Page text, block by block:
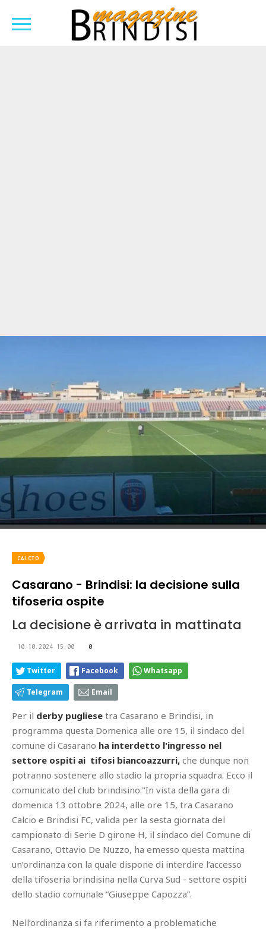
CALCIO
Casarano - Brindisi: la decisione sulla
tifoseria ospite
La decisione è arrivata in mattinata
10.10.2024 15:00 0
Twitter Facebook Whatsapp
Telegram Email
Per il derby pugliese tra Casarano e Brindisi, in
programma questa Domenica alle ore 15, il sindaco del
comune di Casarano ha interdetto l'ingresso nel
settore ospiti ai tifosi biancoazzurri, che dunque non
potranno sostenere allo stadio la propria squadra. Ecco il
comunicato del club brindisino:"In vista della gara di
domenica 13 ottobre 2024, alle ore 15, tra Casarano
Calcio e Brindisi FC, valida per la sesta giornata del
campionato di Serie D girone H, il sindaco del Comune di
Casarano, Ottavio De Nuzzo, ha emesso questa mattina
un’ordinanza con la quale dispone di interdire l’accesso
della tifoseria brindisina nella Curva Sud - settore ospiti
dello stadio comunale “Giuseppe Capozza”.
Nell’ordinanza si fa riferimento a problematiche